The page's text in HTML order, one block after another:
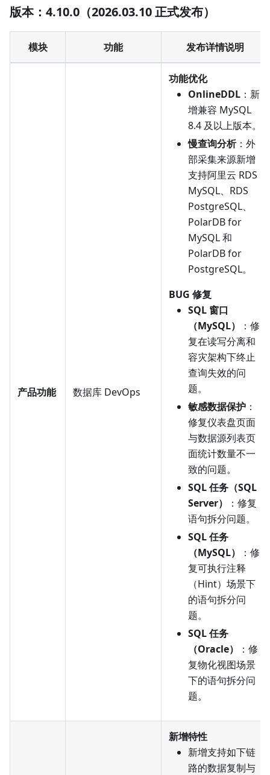
版本：4.10.0（2026.03.10 正式发布）
模块 功能 发布详情说明
产品功能 数据库 DevOps
功能优化
OnlineDDL ：新
增兼容 MySQL
8.4 及以上版本。
慢查询分析：外
部采集来源新增
支持阿里云 RDS
MySQL、RDS
PostgreSQL、
PolarDB for
MySQL 和
PolarDB for
PostgreSQL。
BUG 修复
SQL 窗口
（MySQL）
：修
复在读写分离和
容灾架构下终止
查询失效的问
题。
敏感数据保护 ：
修复仪表盘页面
与数据源列表页
面统计数量不一
致的问题。
SQL 任务（SQL
Server）
：修复
语句拆分问题。
SQL 任务
（MySQL）
：修
复可执行注释
（Hint）场景下
的语句拆分问
题。
SQL 任务
（Oracle）
：修
复物化视图场景
下的语句拆分问
题。
新增特性
新增支持如下链
路的数据复制与